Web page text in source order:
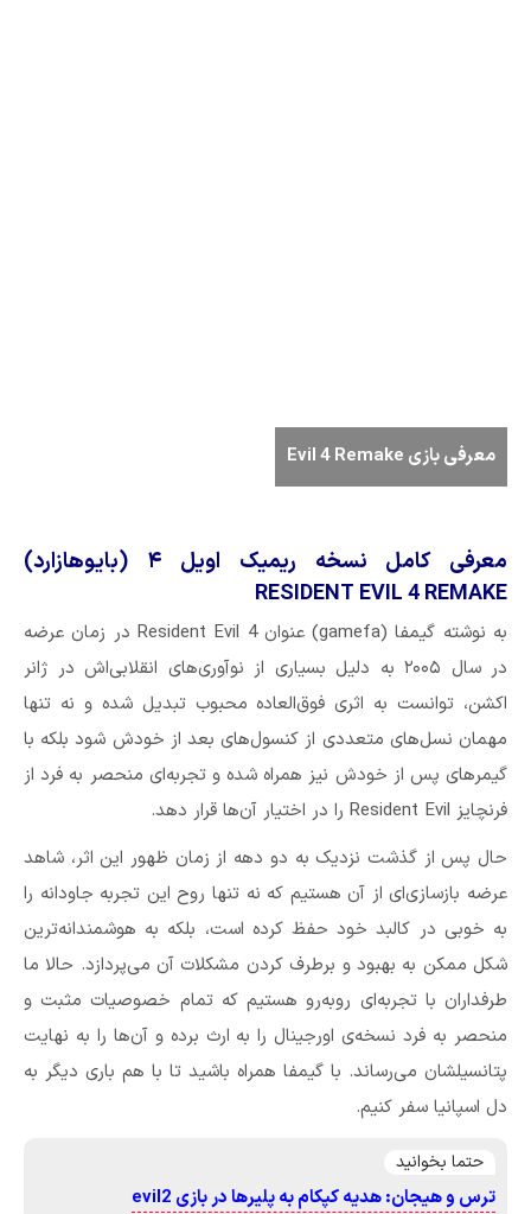
معرفی بازی Evil 4 Remake
معرفی کامل نسخه ریمیک اویل ۴ (بایوهازارد)
RESIDENT EVIL 4 REMAKE
به نوشته گیمفا (gamefa) عنوان Resident Evil 4 در زمان عرضه‌
در سال ۲۰۰۵ به دلیل بسیاری از نوآوری‌های انقلابی‌اش در ژانر
اکشن، توانست به اثری فوق‎‌العاده محبوب تبدیل شده و نه تنها
مهمان نسل‌های متعددی از کنسول‌های بعد از خودش شود بلکه با
گیمرهای پس از خودش نیز همراه شده و تجربه‌ای منحصر به فرد از
فرنچایز Resident Evil را در اختیار آن‌ها قرار دهد.
حال پس از گذشت نزدیک به دو دهه از زمان ظهور این اثر، شاهد
عرضه‌ بازسازی‌ای از آن هستیم که نه تنها روح این تجربه‌ جاودانه را
به خوبی در کالبد خود حفظ کرده است، بلکه به هوشمندانه‌ترین
شکل ممکن به بهبود و برطرف کردن مشکلات آن می‌پردازد. حالا ما
طرفداران با تجربه‌ای روبه‌رو هستیم که تمام خصوصیات مثبت و
منحصر به فرد نسخه‌ی اورجینال را به ارث برده و آن‌ها را به نهایت
پتانسیلشان می‌رساند. با گیمفا همراه باشید تا با هم باری دیگر به
دل اسپانیا سفر کنیم.
حتما بخوانید
ترس و هیجان: هدیه کپکام به پلیرها در بازی evil2